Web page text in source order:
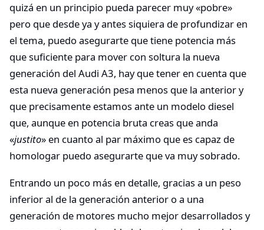
quizá en un principio pueda parecer muy «pobre»
pero que desde ya y antes siquiera de profundizar en
el tema, puedo asegurarte que tiene potencia más
que suficiente para mover con soltura la nueva
generación del Audi A3, hay que tener en cuenta que
esta nueva generación pesa menos que la anterior y
que precisamente estamos ante un modelo diesel
que, aunque en potencia bruta creas que anda
«justito» en cuanto al par máximo que es capaz de
homologar puedo asegurarte que va muy sobrado.
Entrando un poco más en detalle, gracias a un peso
inferior al de la generación anterior o a una
generación de motores mucho mejor desarrollados y